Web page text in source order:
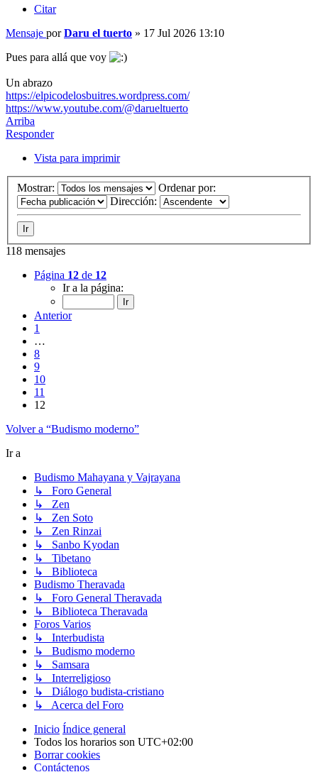
Citar
Mensaje porDaru el tuerto » 17 Jul 2026 13:10
Pues para allá que voy
Un abrazo
https://elpicodelosbuitres.wordpress.com/
https://www.youtube.com/@darueltuerto
Arriba
Responder
Vista para imprimir
Mostrar:
Ordenar por:
Dirección:
118 mensajes
Página 12 de 12
Ir a la página:
Anterior
1
…
8
9
10
11
12
Volver a “Budismo moderno”
Ir a
Budismo Mahayana y Vajrayana
↳ Foro General
↳ Zen
↳ Zen Soto
↳ Zen Rinzai
↳ Sanbo Kyodan
↳ Tibetano
↳ Biblioteca
Budismo Theravada
↳ Foro General Theravada
↳ Biblioteca Theravada
Foros Varios
↳ Interbudista
↳ Budismo moderno
↳ Samsara
↳ Interreligioso
↳ Diálogo budista-cristiano
↳ Acerca del Foro
Inicio Índice general
Todos los horarios son UTC+02:00
Borrar cookies
Contáctenos